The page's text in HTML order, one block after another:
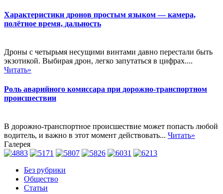
Характеристики дронов простым языком — камера,
полётное время, дальность
Дроны с четырьмя несущими винтами давно перестали быть
экзотикой. Выбирая дрон, легко запутаться в цифрах....
Читать»
Роль аварийного комиссара при дорожно-транспортном
происшествии
В дорожно-транспортное происшествие может попасть любой
водитель, и важно в этот момент действовать... Читать»
Галерея
Без рубрики
Общество
Статьи